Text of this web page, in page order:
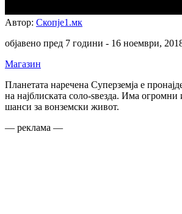
Автор: Скопје1.мк
објавено пред 7 години - 16 ноември,
Магазин
Планетата наречена Суперземја е
на најблиската соло-ѕвезда. Има
шанси за вонземски живот.
— реклама —